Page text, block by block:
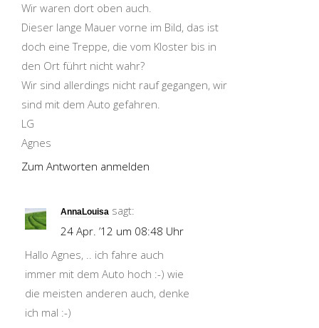
Wir waren dort oben auch.
Dieser lange Mauer vorne im Bild, das ist
doch eine Treppe, die vom Kloster bis in
den Ort führt nicht wahr?
Wir sind allerdings nicht rauf gegangen, wir
sind mit dem Auto gefahren.
LG
Agnes
Zum Antworten anmelden
AnnaLouisa sagt:
24 Apr. ’12 um 08:48 Uhr
Hallo Agnes, .. ich fahre auch
immer mit dem Auto hoch :-) wie
die meisten anderen auch, denke
ich mal :-)